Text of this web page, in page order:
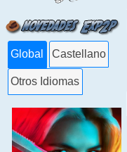
Global Castellano
Otros Idiomas